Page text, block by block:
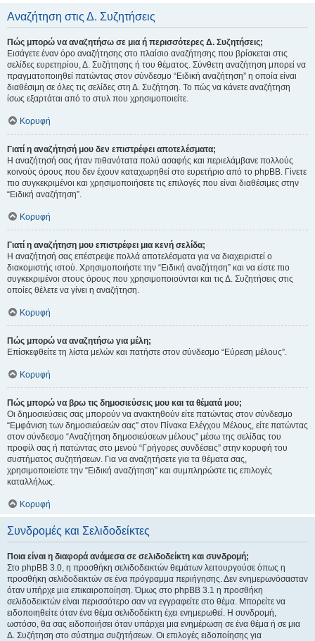
Αναζήτηση στις Δ. Συζητήσεις
Πώς μπορώ να αναζητήσω σε μια ή περισσότερες Δ. Συζητήσεις;
Εισάγετε έναν όρο αναζήτησης στο πλαίσιο αναζήτησης που βρίσκεται στις
σελίδες ευρετηρίου, Δ. Συζήτησης ή του θέματος. Σύνθετη αναζήτηση μπορεί να
πραγματοποιηθεί πατώντας στον σύνδεσμο “Ειδική αναζήτηση” η οποία είναι
διαθέσιμη σε όλες τις σελίδες στη Δ. Συζήτηση. Το πώς να κάνετε αναζήτηση
ίσως εξαρτάται από το στυλ που χρησιμοποιείτε.
Κορυφή
Γιατί η αναζήτησή μου δεν επιστρέφει αποτελέσματα;
Η αναζήτησή σας ήταν πιθανότατα πολύ ασαφής και περιελάμβανε πολλούς
κοινούς όρους που δεν έχουν καταχωρηθεί στο ευρετήριο από το phpBB. Γίνετε
πιο συγκεκριμένοι και χρησιμοποιήσετε τις επιλογές που είναι διαθέσιμες στην
“Ειδική αναζήτηση”.
Κορυφή
Γιατί η αναζήτηση μου επιστρέφει μια κενή σελίδα;
Η αναζήτησή σας επέστρεψε πολλά αποτελέσματα για να διαχειριστεί ο
διακομιστής ιστού. Χρησιμοποιήστε την “Ειδική αναζήτηση” και να είστε πιο
συγκεκριμένοι στους όρους που χρησιμοποιούνται και τις Δ. Συζητήσεις στις
οποίες θέλετε να γίνει η αναζήτηση.
Κορυφή
Πώς μπορώ να αναζητήσω για μέλη;
Επίσκεφθείτε τη λίστα μελών και πατήστε στον σύνδεσμο “Εύρεση μέλους”.
Κορυφή
Πώς μπορώ να βρω τις δημοσιεύσεις μου και τα θέματά μου;
Οι δημοσιεύσεις σας μπορούν να ανακτηθούν είτε πατώντας στον σύνδεσμο
“Εμφάνιση των δημοσιεύσεών σας” στον Πίνακα Ελέγχου Μέλους, είτε πατώντας
στον σύνδεσμο “Αναζήτηση δημοσιεύσεων μέλους” μέσω της σελίδας του
προφίλ σας ή πατώντας στο μενού “Γρήγορες συνδέσεις” στην κορυφή του
συστήματος συζητήσεων. Για να αναζητήσετε για τα θέματα σας,
χρησιμοποιείστε την “Ειδική αναζήτηση” και συμπληρώστε τις επιλογές
καταλλήλως.
Κορυφή
Συνδρομές και Σελιδοδείκτες
Ποια είναι η διαφορά ανάμεσα σε σελιδοδείκτη και συνδρομή;
Στο phpBB 3.0, η προσθήκη σελιδοδεικτών θεμάτων λειτουργούσε όπως η
προσθήκη σελιδοδεικτών σε ένα πρόγραμμα περιήγησης. Δεν ενημερωνόσασταν
όταν υπήρχε μια επικαιροποίηση. Όμως στο phpBB 3.1 η προσθήκη
σελιδοδεικτών είναι περισσότερο σαν να εγγραφείτε στο θέμα. Μπορείτε να
ειδοποιηθείτε όταν ένα θέμα σελιδοδείκτη έχει ενημερωθεί. Η συνδρομή,
ωστόσο, θα σας ειδοποιήσει όταν υπάρχει μια ενημέρωση σε ένα θέμα ή σε μια
Δ. Συζήτηση στο σύστημα συζητήσεων. Οι επιλογές ειδοποίησης για